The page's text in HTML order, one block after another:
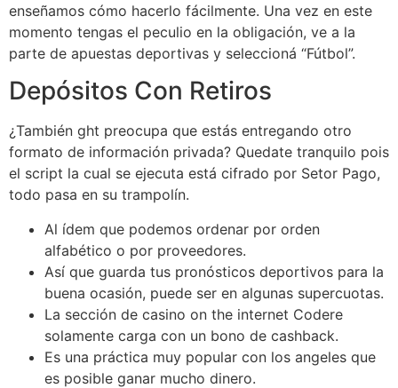
enseñamos cómo hacerlo fácilmente. Una vez en este
momento tengas el peculio en la obligación, ve a la
parte de apuestas deportivas y seleccioná “Fútbol”.
Depósitos Con Retiros
¿También ght preocupa que estás entregando otro
formato de información privada? Quedate tranquilo pois
el script la cual se ejecuta está cifrado por Setor Pago,
todo pasa en su trampolín.
Al ídem que podemos ordenar por orden
alfabético o por proveedores.
Así que guarda tus pronósticos deportivos para la
buena ocasión, puede ser en algunas supercuotas.
La sección de casino on the internet Codere
solamente carga con un bono de cashback.
Es una práctica muy popular con los angeles que
es posible ganar mucho dinero.